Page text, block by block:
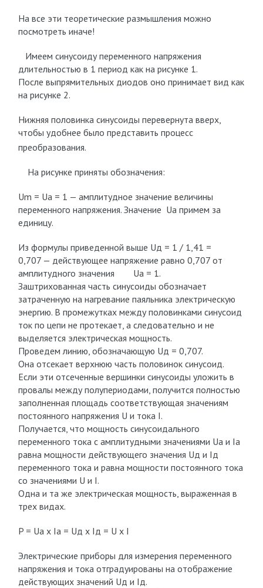
На все эти теоретические размышления можно
посмотреть иначе!
Имеем синусоиду переменного напряжения
длительностью в 1 период как на рисунке 1.
После выпрямительных диодов оно принимает вид как
на рисунке 2.
Нижняя половинка синусоиды перевернута вверх,
чтобы удобнее было представить процесс
преобразования.
На рисунке приняты обозначения:
Um = Ua = 1 — амплитудное значение величины
переменного напряжения. Значение Ua примем за
единицу.
Из формулы приведенной выше Uд = 1 / 1,41 =
0,707 — действующее напряжение равно 0,707 от
амплитудного значения Ua = 1.
Заштрихованная часть синусоиды обозначает
затраченную на нагревание паяльника электрическую
энергию. В промежутках между половинками синусоид
ток по цепи не протекает, а следовательно и не
выделяется электрическая мощность.
Проведем линию, обозначающую Uд = 0,707.
Она отсекает верхнюю часть половинок синусоид.
Если эти отсеченные вершинки синусоиды уложить в
провалы между полупериодами, получится полностью
заполненная площадь соответствующая значениям
постоянного напряжения U и тока I.
Получается, что мощность синусоидального
переменного тока с амплитудными значениями Ua и Ia
равна мощности действующего значения Uд и Iд
переменного тока и равна мощности постоянного тока
со значениями U и I.
Одна и та же электрическая мощность, выраженная в
трех видах.
P = Ua х Ia = Uд х Iд = U х I
Электрические приборы для измерения переменного
напряжения и тока отградуированы на отображение
действующих значений Uд и Iд.